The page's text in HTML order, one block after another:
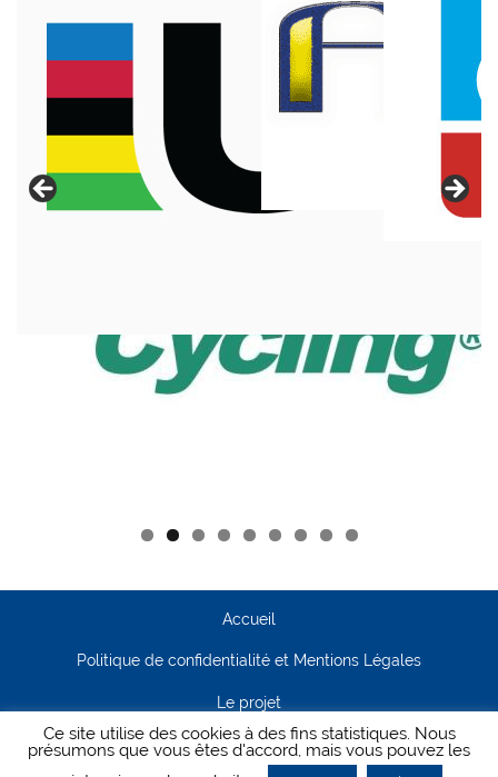
Accueil
Politique de confidentialité et Mentions Légales
Le projet
Contact
Ce site utilise des cookies à des fins statistiques. Nous
présumons que vous êtes d'accord, mais vous pouvez les